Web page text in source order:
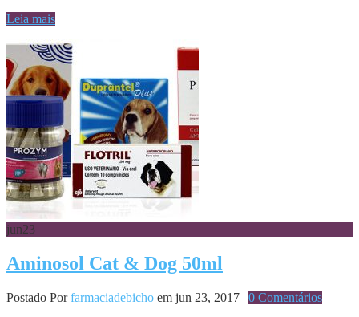
Leia mais
jun23
Aminosol Cat & Dog 50ml
Postado Porfarmaciadebicho em jun 23, 2017 | 0 Comentários